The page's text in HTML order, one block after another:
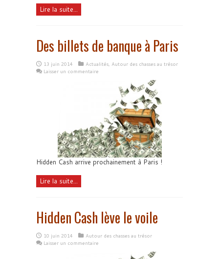
Lire la suite...
Des billets de banque à Paris
13 juin 2014 Actualités Autour des chasses au trésor
Laisser un commentaire
Hidden Cash arrive prochainement à Paris !
Lire la suite...
Hidden Cash lève le voile
10 juin 2014
Autour des chasses au trésor
Laisser un commentaire